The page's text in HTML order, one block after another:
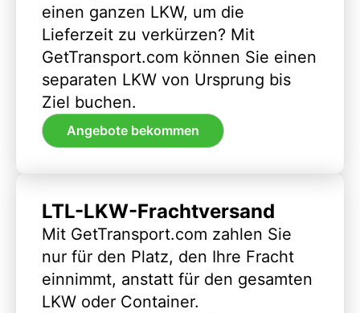
einen ganzen LKW, um die
Lieferzeit zu verkürzen? Mit
GetTransport.com können Sie einen
separaten LKW von Ursprung bis
Ziel buchen.
Angebote bekommen
LTL-LKW-Frachtversand
Mit GetTransport.com zahlen Sie
nur für den Platz, den Ihre Fracht
einnimmt, anstatt für den gesamten
LKW oder Container.